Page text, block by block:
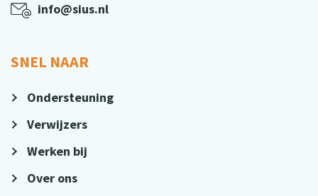
info@sius.nl
SNEL NAAR
Ondersteuning
Verwijzers
Werken bij
Over ons